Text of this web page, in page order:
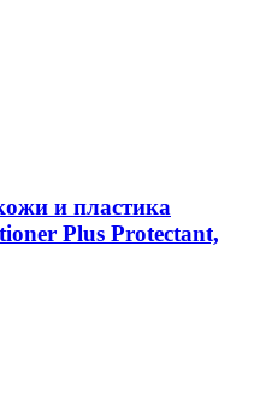
и пластика
Plus Protectant,